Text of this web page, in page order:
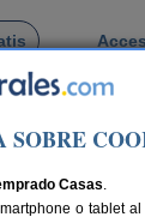
Casas.
o tablet